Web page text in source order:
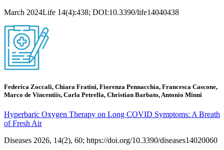
March 2024Life 14(4):438; DOI:10.3390/life14040438
Federica Zoccali, Chiara Fratini, Fiorenza Pennacchia, Francesca Cascone,
Marco de Vincentiis, Carla Petrella, Christian Barbato, Antonio Minni
Hyperbaric Oxygen Therapy on Long COVID Symptoms: A Breath
of Fresh Air
Diseases 2026, 14(2), 60; https://doi.org/10.3390/diseases14020060